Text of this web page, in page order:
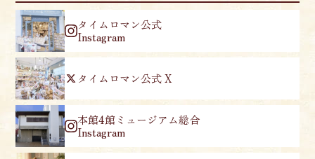
タイムロマン公式
Instagram
タイムロマン公式 X
本館4館ミュージアム総合
Instagram